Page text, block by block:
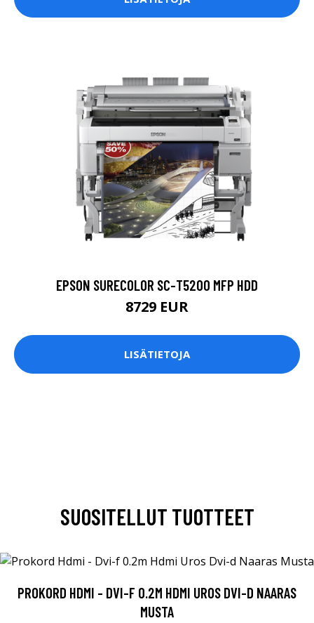
EPSON SURECOLOR SC-T5200 MFP HDD
8729 EUR
LISÄTIETOJA
SUOSITELLUT TUOTTEET
PROKORD HDMI - DVI-F 0.2M HDMI UROS DVI-D NAARAS
MUSTA